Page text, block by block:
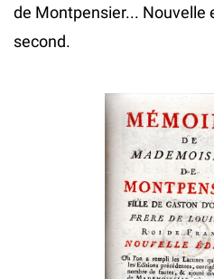
de Montpensier... Nouvelle
second.